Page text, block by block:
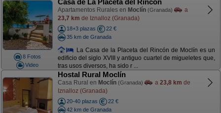
8 Fotos
Video
Casa de La Placeta del Rincón
Apartamentos Rurales en Moclín (Granada)
a
23,7 km de Iznalloz (Granada)
18+3 plazas
22 €
35 km de Granada
La Casa de la Placeta del Rincón de Moclín es un
edificio del siglo XVIII y antiguo cuartel de migueletes que,
tras usos diversos, ha sido r ...
Hostal Rural Moclín
Casa Rural en Moclín (Granada) a 23,8 km de
Iznalloz (Granada)
20-40 plazas
22 €
42 km de Granada